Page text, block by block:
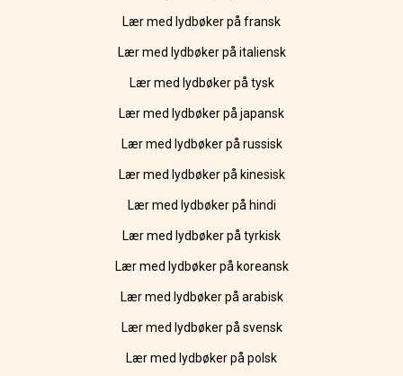
Lær med lydbøker på fransk
Lær med lydbøker på italiensk
Lær med lydbøker på tysk
Lær med lydbøker på japansk
Lær med lydbøker på russisk
Lær med lydbøker på kinesisk
Lær med lydbøker på hindi
Lær med lydbøker på tyrkisk
Lær med lydbøker på koreansk
Lær med lydbøker på arabisk
Lær med lydbøker på svensk
Lær med lydbøker på polsk